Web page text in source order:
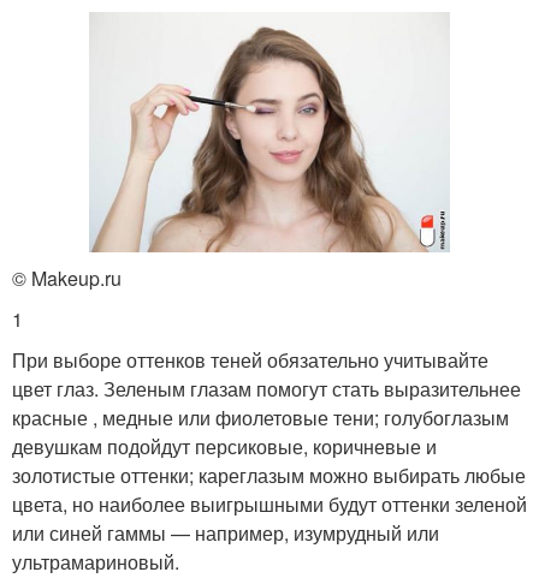
© Makeup.ru
1
При выборе оттенков теней обязательно учитывайте
цвет глаз. Зеленым глазам помогут стать выразительнее
красные , медные или фиолетовые тени; голубоглазым
девушкам подойдут персиковые, коричневые и
золотистые оттенки; кареглазым можно выбирать любые
цвета, но наиболее выигрышными будут оттенки зеленой
или синей гаммы — например, изумрудный или
ультрамариновый.